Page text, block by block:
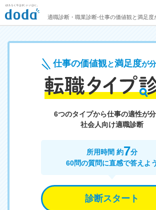
適職診断・職業診断‐仕事の価値観と満足
仕事の価値観と満足度が
6つのタイプから仕事の適性が
社会人向け適職診断
所用時間 約7分
60問の質問に直感で答えよう
診断スタート